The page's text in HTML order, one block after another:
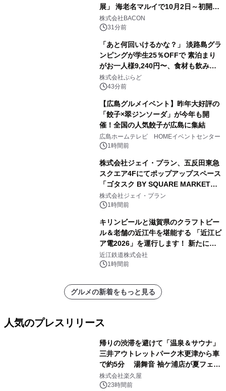
展」 海老名マルイで10月2日～初開
催！
株式会社BACON
31分前
「あと何回いけるかな？」 淡路島グラ
ンピングが学生25％OFFで 素泊まり
がお一人様9,240円〜、食材も飲み物
も持ち込み自由 「グランピングリゾー
ト Awaji」9月30日までの平日限定
株式会社ぷらど
43分前
【広島グルメイベント】昨年大好評の
「餃子×翠ジンソーダ」が今年も開
催！全国の人気餃子が広島に集結
広島ホームテレビ HOMEイベントセンター
1時間前
株式会社ジェイ・プラン、五反田東急
スクエア4Fにてポップアップスペース
「ゴタスク BY SQUARE MARKET」
の運営を開始
株式会社ジェイ・プラン
1時間前
キリンビールと滋賀県のクラフトビー
ル＆老舗の近江牛を堪能する 「近江ビ
ア電2026」を運行します！ 新たに
「長濱浪漫ビール」が参加！キリン一
番搾り飲み放題が復活！
近江鉄道株式会社
1時間前
グルメの新着をもっと見る
人気のプレスリリース
帰りの渋滞を避けて「温泉＆サウナ」
三井アウトレットパーク木更津から車
で約5分 湯舞音 袖ケ浦店が夏フェア
メニューを提供
株式会社楽久屋
23時間前